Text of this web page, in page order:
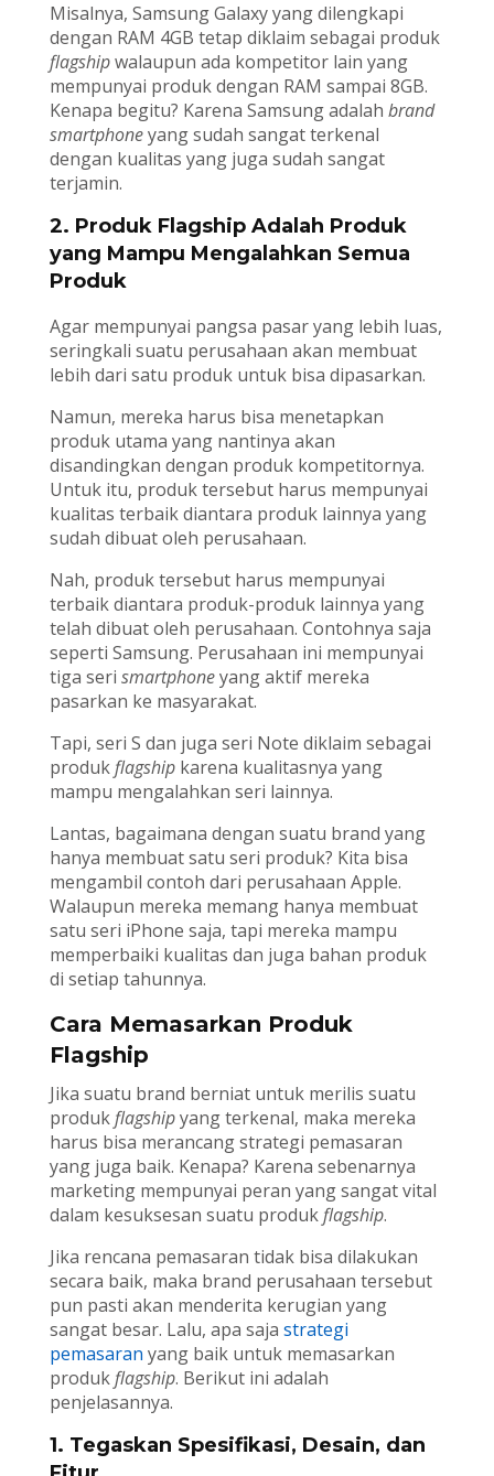
Misalnya, Samsung Galaxy yang dilengkapi
dengan RAM 4GB tetap diklaim sebagai produk
flagshipwalaupun ada kompetitor lain yang
mempunyai produk dengan RAM sampai 8GB.
Kenapa begitu? Karena Samsung adalah brand
smartphoneyang sudah sangat terkenal
dengan kualitas yang juga sudah sangat
terjamin.
2. Produk Flagship Adalah Produk
yang Mampu Mengalahkan Semua
Produk
Agar mempunyai pangsa pasar yang lebih luas,
seringkali suatu perusahaan akan membuat
lebih dari satu produk untuk bisa dipasarkan.
Namun, mereka harus bisa menetapkan
produk utama yang nantinya akan
disandingkan dengan produk kompetitornya.
Untuk itu, produk tersebut harus mempunyai
kualitas terbaik diantara produk lainnya yang
sudah dibuat oleh perusahaan.
Nah, produk tersebut harus mempunyai
terbaik diantara produk-produk lainnya yang
telah dibuat oleh perusahaan. Contohnya saja
seperti Samsung. Perusahaan ini mempunyai
tiga seri smartphoneyang aktif mereka
pasarkan ke masyarakat.
Tapi, seri S dan juga seri Note diklaim sebagai
produkflagshipkarena kualitasnya yang
mampu mengalahkan seri lainnya.
Lantas, bagaimana dengan suatu brand yang
hanya membuat satu seri produk? Kita bisa
mengambil contoh dari perusahaan Apple.
Walaupun mereka memang hanya membuat
satu seri iPhone saja, tapi mereka mampu
memperbaiki kualitas dan juga bahan produk
di setiap tahunnya.
Cara Memasarkan Produk
Flagship
Jika suatu brand berniat untuk merilis suatu
produkflagshipyang terkenal, maka mereka
harus bisa merancang strategi pemasaran
yang juga baik. Kenapa? Karena sebenarnya
marketing mempunyai peran yang sangat vital
dalam kesuksesan suatu produkflagship.
Jika rencana pemasaran tidak bisa dilakukan
secara baik, maka brand perusahaan tersebut
pun pasti akan menderita kerugian yang
sangat besar. Lalu, apa saja strategi
pemasaran yang baik untuk memasarkan
produkflagship. Berikut ini adalah
penjelasannya.
1. Tegaskan Spesifikasi, Desain, dan